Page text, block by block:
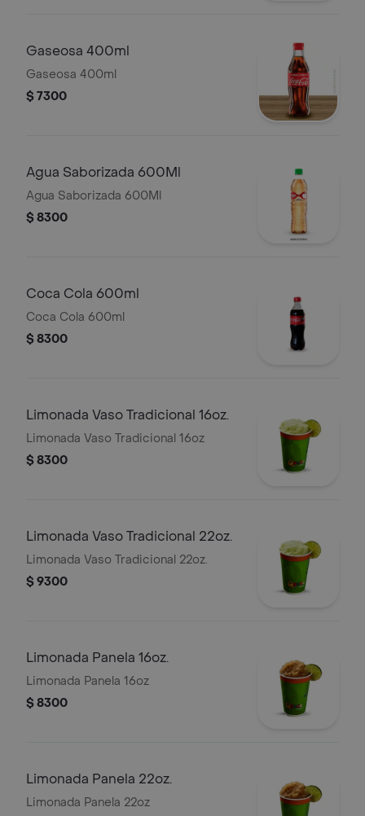
Gaseosa 400ml
Gaseosa 400ml
$ 7300
Agua Saborizada 600Ml
Agua Saborizada 600Ml
$ 8300
Coca Cola 600ml
Coca Cola 600ml
$ 8300
Limonada Vaso Tradicional 16oz.
Limonada Vaso Tradicional 16oz
$ 8300
Limonada Vaso Tradicional 22oz.
Limonada Vaso Tradicional 22oz.
$ 9300
Limonada Panela 16oz.
Limonada Panela 16oz
$ 8300
Limonada Panela 22oz.
Limonada Panela 22oz